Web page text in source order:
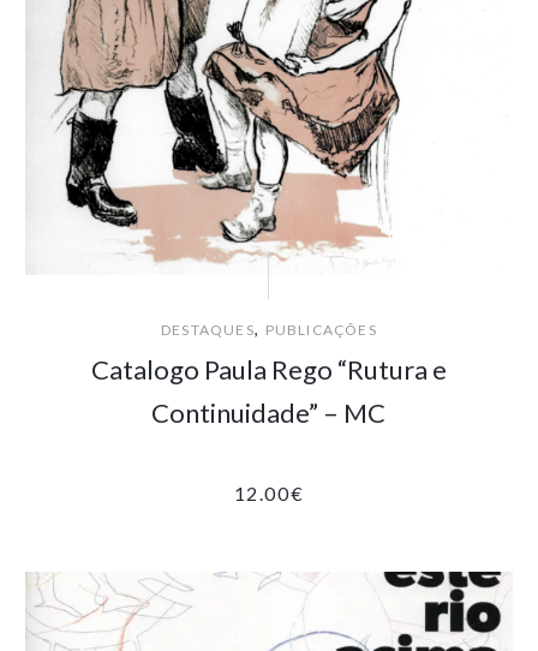
DESTAQUES, PUBLICAÇÕES
Catalogo Paula Rego “Rutura e
Continuidade” – MC
12.00€